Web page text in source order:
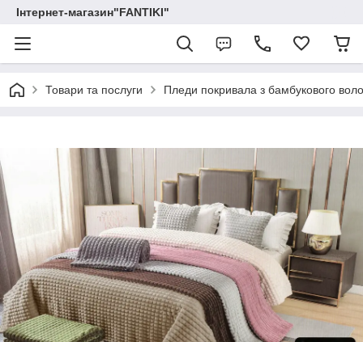
Інтернет-магазин"FANTIKI"
Товари та послуги Пледи покривала з бамбукового